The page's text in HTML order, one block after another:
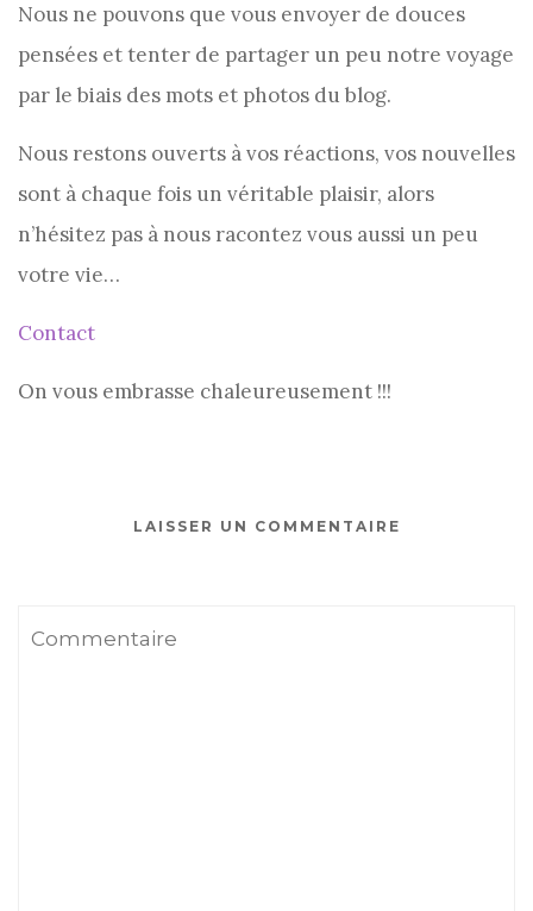
Nous ne pouvons que vous envoyer de douces
pensées et tenter de partager un peu notre voyage
par le biais des mots et photos du blog.
Nous restons ouverts à vos réactions, vos nouvelles
sont à chaque fois un véritable plaisir, alors
n’hésitez pas à nous racontez vous aussi un peu
votre vie…
Contact
On vous embrasse chaleureusement !!!
LAISSER UN COMMENTAIRE